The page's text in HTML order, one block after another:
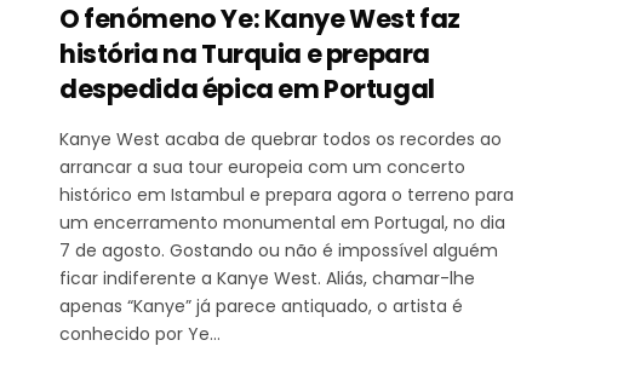
O fenómeno Ye: Kanye West faz
história na Turquia e prepara
despedida épica em Portugal
Kanye West acaba de quebrar todos os recordes ao
arrancar a sua tour europeia com um concerto
histórico em Istambul e prepara agora o terreno para
um encerramento monumental em Portugal, no dia
7 de agosto. Gostando ou não é impossível alguém
ficar indiferente a Kanye West. Aliás, chamar-lhe
apenas “Kanye” já parece antiquado, o artista é
conhecido por Ye…